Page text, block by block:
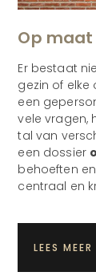
Op maat
Er bestaat
gezin of elke
een
vele vragen,
tal van
een dossier
behoeften
centraal en
LEES MEER